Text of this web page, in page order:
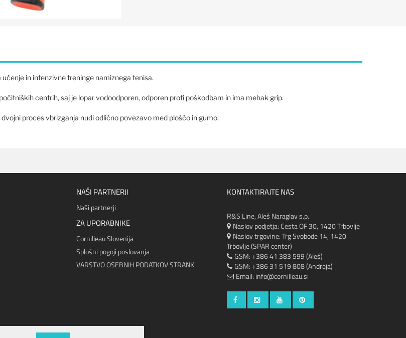
učenje in intenzivne treninge namiznega tenisa.
centrih, saj je lopar vodoodporen, odporen proti poškodbam in ima mehak grip.
proces vbrizganja nudi odlično povezavo med ploščo in gumo.
NAŠI PARTNERJI
Naši partnerji
ZA UPORABNIKE
Cornilleau Slovenija
Splošni pogoji poslovanja
VARSTVO OSEBNIH PODATKOV STRANK
KONTAKTIRAJTE NAS
R&S Line, Aleš Naraglav s.p.
Naslov podjetja: Cesta OF 30, 1420 Trbovlje
Naslov trgovine:Trg Svobode 14, 1420
Trbovlje (SPAR center)
GSM: +386 41 383 599 (Aleš)
GSM: +386 31 519 808 (Andreja)
Email: info@cornilleau.si